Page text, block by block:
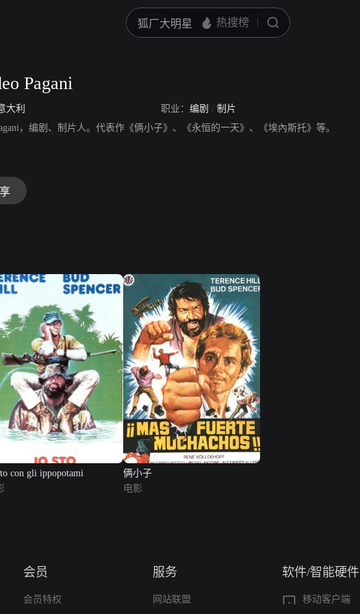
Pagani
大利 职业： 编剧 / 制片
，编剧、制片人。代表作《俩小子》、《永恒的一天》、《埃內斯托》等。
con gli ippopotami
俩小子
电影
会员
会员特权
服务
网站联盟
软件/智能硬件
移动客户端